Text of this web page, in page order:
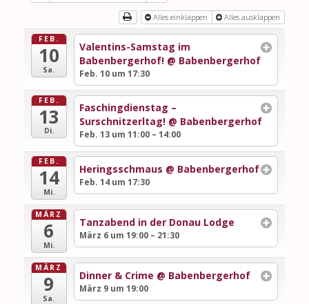
Alles einklappen Alles ausklappen
FEB.
10
Sa.
Valentins-Samstag im
Babenbergerhof! @ Babenbergerhof
Feb. 10 um 17:30
FEB.
13
Di.
Faschingdienstag –
Surschnitzerltag! @ Babenbergerhof
Feb. 13 um 11:00 – 14:00
FEB.
14
Mi.
Heringsschmaus @ Babenbergerhof
Feb. 14 um 17:30
MÄRZ
6
Mi.
Tanzabend in der Donau Lodge
März 6 um 19:00 – 21:30
MÄRZ
9
Sa.
Dinner & Crime @ Babenbergerhof
März 9 um 19:00